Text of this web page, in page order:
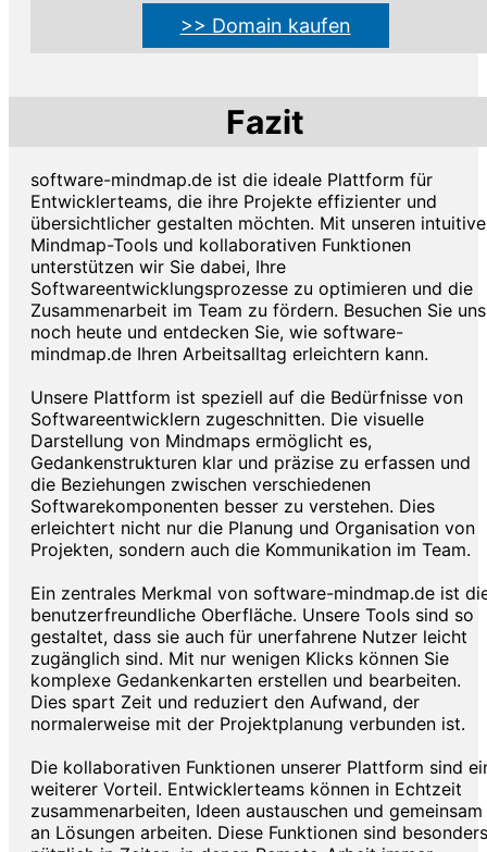
>> Domain kaufen
Fazit
software-mindmap.de ist die ideale Plattform für
Entwicklerteams, die ihre Projekte effizienter und
übersichtlicher gestalten möchten. Mit unseren
Mindmap-Tools und kollaborativen Funktionen
unterstützen wir Sie dabei, Ihre
Softwareentwicklungsprozesse zu optimieren und die
Zusammenarbeit im Team zu fördern. Besuchen Sie uns
noch heute und entdecken Sie, wie software-
mindmap.de Ihren Arbeitsalltag erleichtern kann.
Unsere Plattform ist speziell auf die Bedürfnisse von
Softwareentwicklern zugeschnitten. Die visuelle
Darstellung von Mindmaps ermöglicht es,
Gedankenstrukturen klar und präzise zu erfassen und
die Beziehungen zwischen verschiedenen
Softwarekomponenten besser zu verstehen. Dies
erleichtert nicht nur die Planung und Organisation von
Projekten, sondern auch die Kommunikation im Team.
Ein zentrales Merkmal von software-mindmap.de ist
benutzerfreundliche Oberfläche. Unsere Tools sind so
gestaltet, dass sie auch für unerfahrene Nutzer leicht
zugänglich sind. Mit nur wenigen Klicks können Sie
komplexe Gedankenkarten erstellen und bearbeiten.
Dies spart Zeit und reduziert den Aufwand, der
normalerweise mit der Projektplanung verbunden ist.
Die kollaborativen Funktionen unserer Plattform sind
weiterer Vorteil. Entwicklerteams können in Echtzeit
zusammenarbeiten, Ideen austauschen und gemeinsam
an Lösungen arbeiten. Diese Funktionen sind besonders